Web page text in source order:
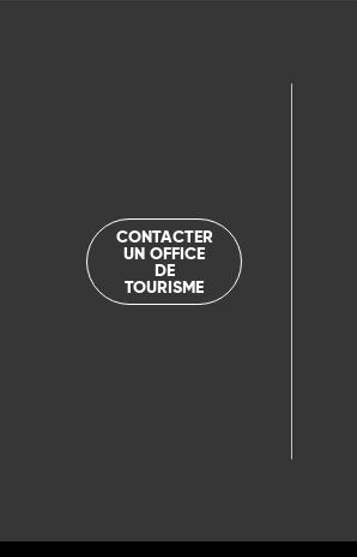
CONTACTER
UN OFFICE
DE
TOURISME